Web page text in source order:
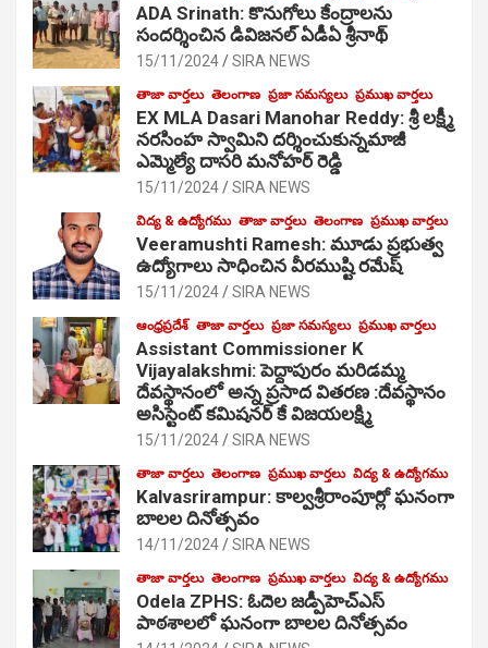
ADA Srinath: కొనుగోలు కేంద్రాల‌ను
సంద‌ర్శించిన డివిజనల్ ఏడీఏ శ్రీనాథ్
15/11/2024 SIRA NEWS
తాజా వార్తలు తెలంగాణ ప్రజా సమస్యలు ప్రముఖ వార్తలు
EX MLA Dasari Manohar Reddy: శ్రీ లక్ష్మీ
నరసింహ స్వామిని దర్శించుకున్నమాజీ
ఎమ్మెల్యే దాసరి మనోహర్ రెడ్డి
15/11/2024 SIRA NEWS
విద్య & ఉద్యోగము తాజా వార్తలు తెలంగాణ ప్రముఖ వార్తలు
Veeramushti Ramesh: మూడు ప్రభుత్వ
ఉద్యోగాలు సాధించిన వీరముష్టి రమేష్
15/11/2024 SIRA NEWS
ఆంధ్రప్రదేశ్ తాజా వార్తలు ప్రజా సమస్యలు ప్రముఖ వార్తలు
Assistant Commissioner K
Vijayalakshmi: పెద్దాపురం మరిడమ్మ
దేవస్థానంలో అన్న ప్రసాద వితరణ :దేవస్థానం
అసిస్టెంట్ కమిషనర్ కే విజయలక్ష్మి
15/11/2024 SIRA NEWS
తాజా వార్తలు తెలంగాణ ప్రముఖ వార్తలు విద్య & ఉద్యోగము
Kalvasrirampur: కాల్వశ్రీరాంపూర్లో ఘనంగా
బాలల దినోత్సవం
14/11/2024 SIRA NEWS
తాజా వార్తలు తెలంగాణ ప్రముఖ వార్తలు విద్య & ఉద్యోగము
Odela ZPHS: ఓదెల జ‌డ్పీహెచ్ఎస్
పాఠ‌శాల‌లో ఘనంగా బాలల దినోత్సవం